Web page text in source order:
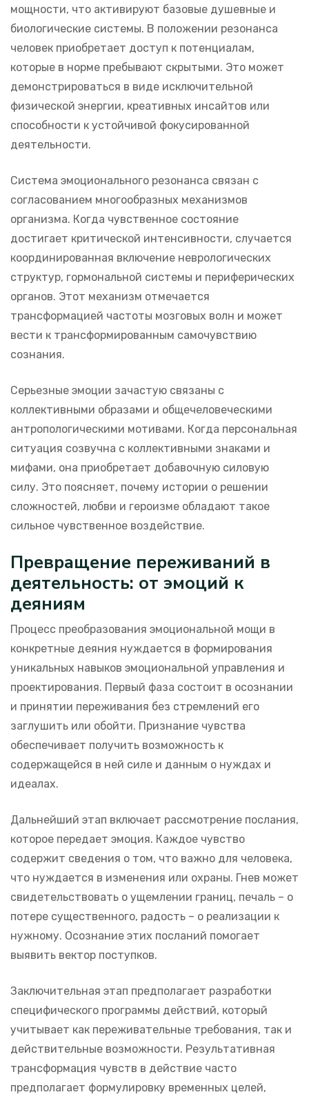
мощности, что активируют базовые душевные и
биологические системы. В положении резонанса
человек приобретает доступ к потенциалам,
которые в норме пребывают скрытыми. Это может
демонстрироваться в виде исключительной
физической энергии, креативных инсайтов или
способности к устойчивой фокусированной
деятельности.
Система эмоционального резонанса связан с
согласованием многообразных механизмов
организма. Когда чувственное состояние
достигает критической интенсивности, случается
координированная включение неврологических
структур, гормональной системы и периферических
органов. Этот механизм отмечается
трансформацией частоты мозговых волн и может
вести к трансформированным самочувствию
сознания.
Серьезные эмоции зачастую связаны с
коллективными образами и общечеловеческими
антропологическими мотивами. Когда персональная
ситуация созвучна с коллективными знаками и
мифами, она приобретает добавочную силовую
силу. Это поясняет, почему истории о решении
сложностей, любви и героизме обладают такое
сильное чувственное воздействие.
Превращение переживаний в
деятельность: от эмоций к
деяниям
Процесс преобразования эмоциональной мощи в
конкретные деяния нуждается в формирования
уникальных навыков эмоциональной управления и
проектирования. Первый фаза состоит в осознании
и принятии переживания без стремлений его
заглушить или обойти. Признание чувства
обеспечивает получить возможность к
содержащейся в ней силе и данным о нуждах и
идеалах.
Дальнейший этап включает рассмотрение послания,
которое передает эмоция. Каждое чувство
содержит сведения о том, что важно для человека,
что нуждается в изменения или охраны. Гнев может
свидетельствовать о ущемлении границ, печаль – о
потере существенного, радость – о реализации к
нужному. Осознание этих посланий помогает
выявить вектор поступков.
Заключительная этап предполагает разработки
специфического программы действий, который
учитывает как переживательные требования, так и
действительные возможности. Результативная
трансформация чувств в действие часто
предполагает формулировку временных целей,